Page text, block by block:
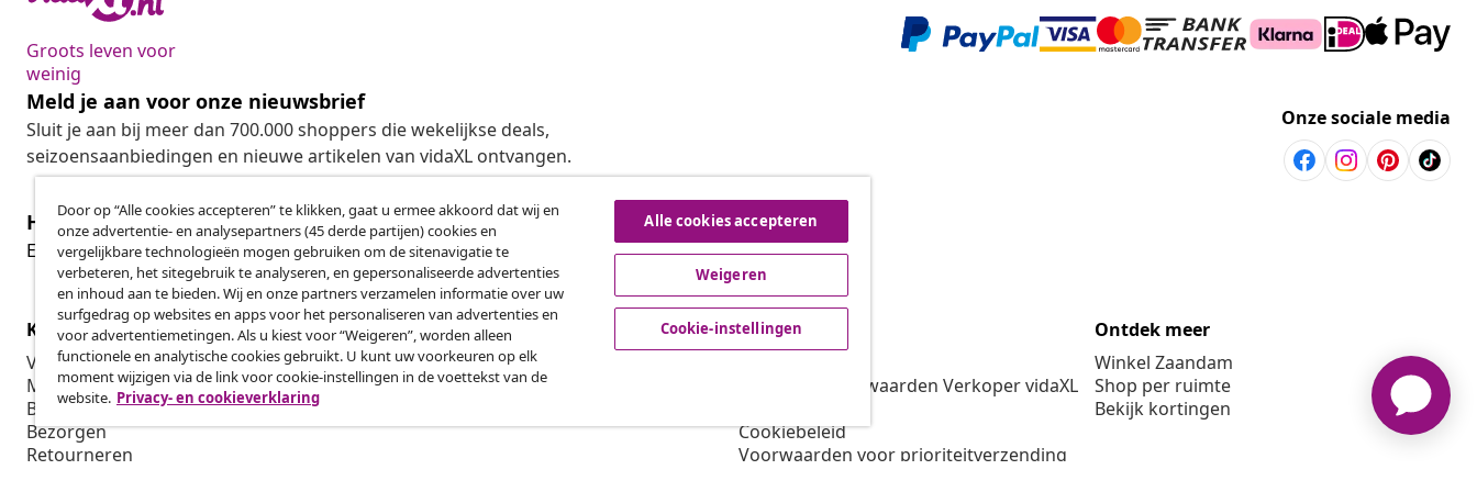
Groots leven voor
weinig
Meld je aan voor onze nieuwsbrief
Sluit je aan bij meer dan 700.000 shoppers die wekelijkse deals,
seizoensaanbiedingen en nieuwe artikelen van vidaXL ontvangen.
Onze sociale media
Herroeping van de overeenkomst
Een annulering voor je bestelling indienen
Herroeping van de overeenkomst
Klantenservice
Volg je bestelling
Mijn account
Betalen
Bezorgen
Retourneren
Zakelijk
Affiliateprogramma
Produceren voor vidaXL
vidaXL
Algemene voorwaarden Verkoper vidaXL
Cookiebeleid
Voorwaarden voor prioriteitverzending
Ontdek meer
Winkel Zaandam
Shop per ruimte
Bekijk kortingen
Door op “Alle cookies accepteren” te klikken, gaat u ermee akkoord dat wij en
onze advertentie- en analysepartners (45 derde partijen) cookies en
vergelijkbare technologieën mogen gebruiken om de sitenavigatie te
verbeteren, het sitegebruik te analyseren, en gepersonaliseerde advertenties
en inhoud aan te bieden. Wij en onze partners verzamelen informatie over uw
surfgedrag op websites en apps voor het personaliseren van advertenties en
voor advertentiemetingen. Als u kiest voor “Weigeren”, worden alleen
functionele en analytische cookies gebruikt. U kunt uw voorkeuren op elk
moment wijzigen via de link voor cookie-instellingen in de voettekst van de
website. Privacy- en cookieverklaring
Alle cookies accepteren
Weigeren
Cookie-instellingen